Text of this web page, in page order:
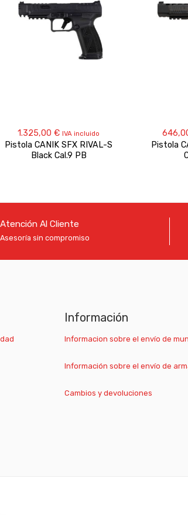
1.325,00 € IVA incluido
Pistola CANIK SFX RIVAL-S
Black Cal.9 PB
Pistola
Atención Al Cliente
Asesoría sin compromiso
Información
Informacion sobre el envío de
Información sobre el envío de
Cambios y devoluciones